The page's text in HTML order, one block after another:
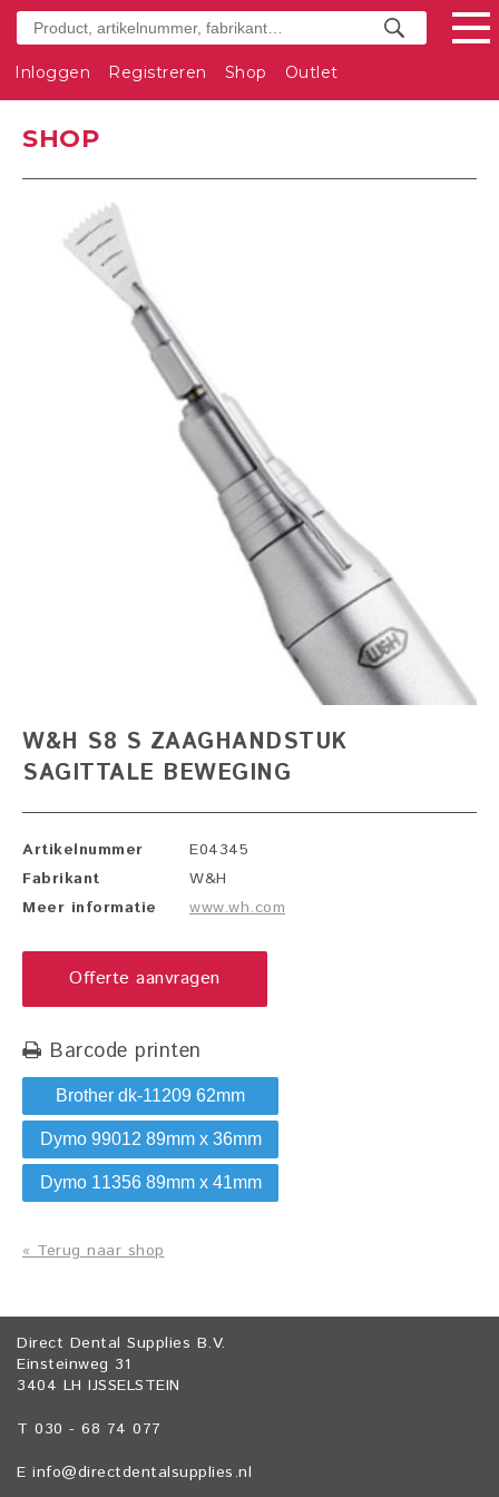
Inloggen Registreren Shop Outlet
SHOP
W&H S8 S ZAAGHANDSTUK
SAGITTALE BEWEGING
Artikelnummer
E04345
Fabrikant
W&H
Meer informatie
www.wh.com
Offerte aanvragen
Barcode printen
Brother dk-11209 62mm
Dymo 99012 89mm x 36mm
Dymo 11356 89mm x 41mm
« Terug naar shop
Direct Dental Supplies B.V.
Einsteinweg 31
3404 LH IJSSELSTEIN
T 030 - 68 74 077
E info@directdentalsupplies.nl